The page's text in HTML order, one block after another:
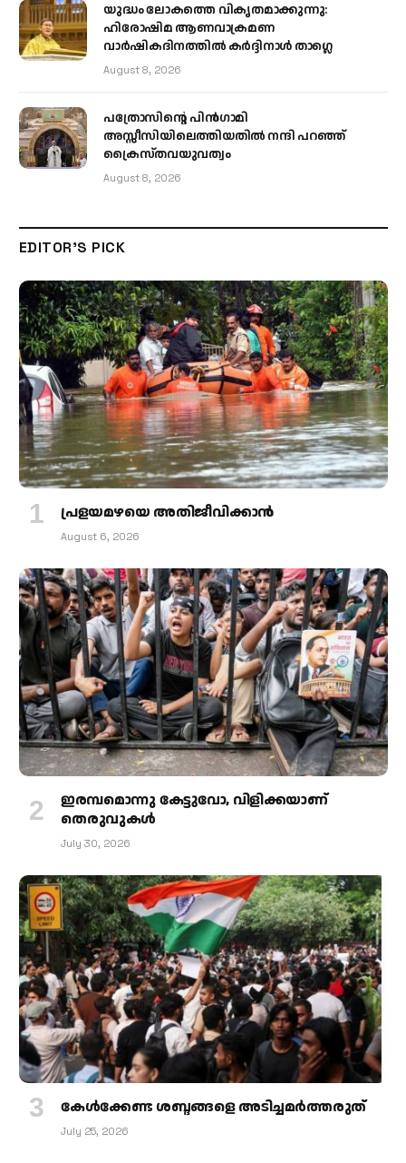
യുദ്ധം ലോകത്തെ വികൃതമാക്കുന്നു:
ഹിരോഷിമ ആണവാക്രമണ
വാർഷികദിനത്തിൽ കർദ്ദിനാൾ താഗ്ലെ
August 8, 2026
പത്രോസിന്റെ പിൻഗാമി
അസ്സീസിയിലെത്തിയതിൽ നന്ദി പറഞ്ഞ്
ക്രൈസ്തവയുവത്വം
August 8, 2026
EDITOR'S PICK
പ്രളയമഴയെ അതിജീവിക്കാന്‍
August 6, 2026
ഇരമ്പമൊന്നു കേട്ടുവോ, വിളിക്കയാണ്
തെരുവുകള്‍
July 30, 2026
കേള്‍ക്കേണ്ട ശബ്ദങ്ങളെ അടിച്ചമര്‍ത്തരുത്
July 25, 2026